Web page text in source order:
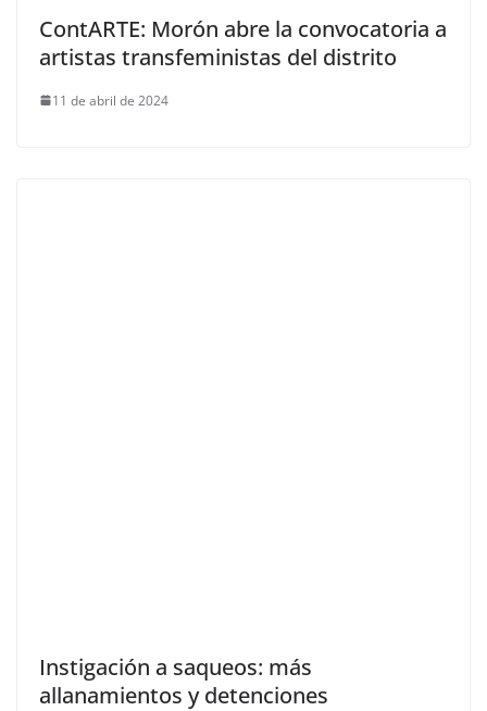
ContARTE: Morón abre la convocatoria a
artistas transfeministas del distrito
11 de abril de 2024
Instigación a saqueos: más
allanamientos y detenciones